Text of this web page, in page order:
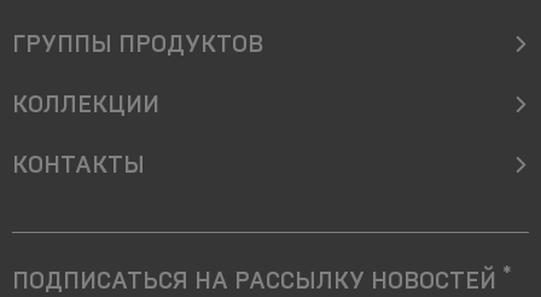
ГРУППЫ ПРОДУКТОВ
КОЛЛЕКЦИИ
KОНТАКТЫ
ПОДПИСАТЬСЯ НА РАССЫЛКУ НОВОСТЕЙ *